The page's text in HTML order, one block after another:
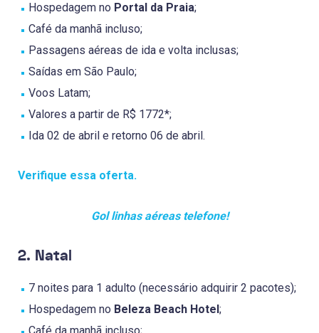
Hospedagem no Portal da Praia;
Café da manhã incluso;
Passagens aéreas de ida e volta inclusas;
Saídas em São Paulo;
Voos Latam;
Valores a partir de R$ 1772*;
Ida 02 de abril e retorno 06 de abril.
Verifique essa oferta.
Gol linhas aéreas telefone!
2. Natal
7 noites para 1 adulto (necessário adquirir 2 pacotes);
Hospedagem no Beleza Beach Hotel ;